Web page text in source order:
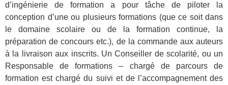
d’ingénierie de formation a pour tâche de piloter la
conception d’une ou plusieurs formations (que ce soit dans
le domaine scolaire ou de la formation continue, la
préparation de concours etc.), de la commande aux auteurs
à la livraison aux inscrits. Un Conseiller de scolarité, ou un
Responsable de formations – chargé de parcours de
formation est chargé du suivi et de l’accompagnement des